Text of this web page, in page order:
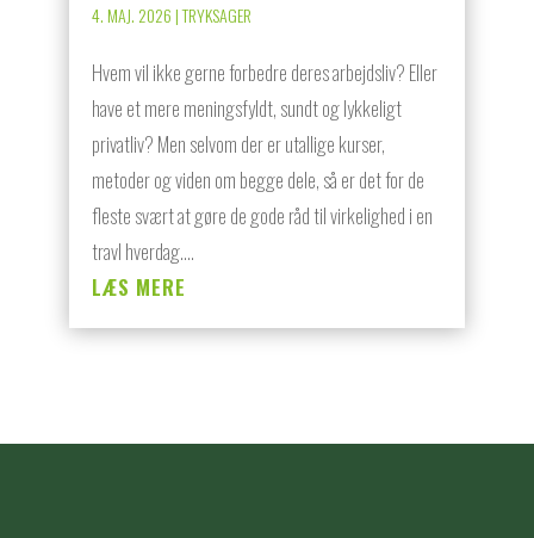
4. MAJ. 2026|TRYKSAGER
Hvem vil ikke gerne forbedre deres arbejdsliv? Eller
have et mere meningsfyldt, sundt og lykkeligt
privatliv? Men selvom der er utallige kurser,
metoder og viden om begge dele, så er det for de
fleste svært at gøre de gode råd til virkelighed i en
travl hverdag....
LÆS MERE